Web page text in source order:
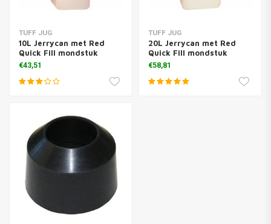
TUFF JUG
10L Jerrycan met Red
Quick Fill mondstuk
€43,51
TUFF JUG
20L Jerrycan met Red
Quick Fill mondstuk
€58,81